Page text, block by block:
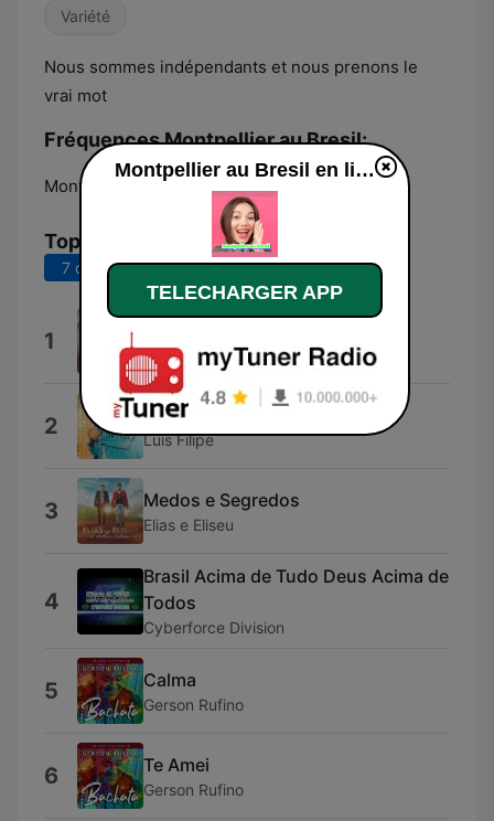
Variété
Nous sommes indépendants et nous prenons le
vrai mot
Fréquences Montpellier au Bresil:
Montpellier: Online
Top titres
7 derniers jours 30 derniers jours
1 Daniel & Samuel
2 Filho do Rei
Luis Filipe
3 Medos e Segredos
Elias e Eliseu
4
Brasil Acima de Tudo Deus Acima de
Todos
Cyberforce Division
5 Calma
Gerson Rufino
6 Te Amei
Gerson Rufino
Montpellier au Bresil en ligne
TELECHARGER APP